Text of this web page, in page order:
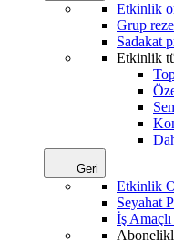
Etkinlik
Grup
Sadakat
Etkinlik
Geri
Etkinlik
Seyahat
İş